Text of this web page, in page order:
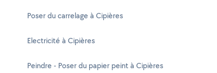
Poser du carrelage à Cipières
Electricité à Cipières
Peindre - Poser du papier peint à Cipières